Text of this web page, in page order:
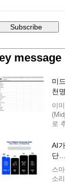
message
미
천
이
로
AI
단
스
소